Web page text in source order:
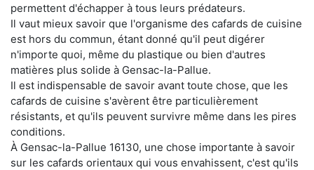
permettent d'échapper à tous leurs prédateurs.
Il vaut mieux savoir que l'organisme des cafards de cuisine
est hors du commun, étant donné qu'il peut digérer
n'importe quoi, même du plastique ou bien d'autres
matières plus solide à Gensac-la-Pallue.
Il est indispensable de savoir avant toute chose, que les
cafards de cuisine s'avèrent être particulièrement
résistants, et qu'ils peuvent survivre même dans les pires
conditions.
À Gensac-la-Pallue 16130, une chose importante à savoir
sur les cafards orientaux qui vous envahissent, c'est qu'ils